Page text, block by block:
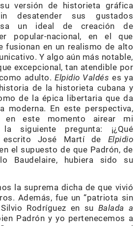
versión de historieta gráfica
desatender sus gustados
un ideal de creación de
popular-nacional, en el que
fusionan en un realismo de alto
Y algo aún más notable,
excepcional, tan atendible por
adulto.Elpidio Valdéses ya
de la historieta cubana y
de la épica libertaria que da
moderna. En este perspectiva,
en este momento airear mi
siguiente pregunta: ¡¿Qué
escrito José Martí de Elpidio
el supuesto de que Padrón, de
Baudelaire, hubiera sido su
la suprema dicha de que vivió
Además, fue un “patriota sin
Rodríguez en su Balada a
Padrón y yo pertenecemos a